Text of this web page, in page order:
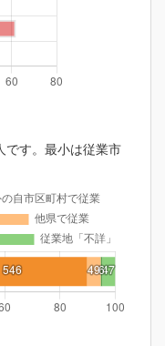
です。最小は従業市